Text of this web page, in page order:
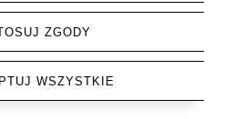
wersję strony
Shoper Premium
ZGODY
WSZYSTKIE